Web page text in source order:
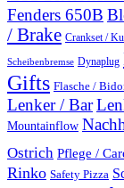
Fenders 650B
/ Brake Crankset /
Scheibenbremse Dynaplug
Gifts Flasche /
Lenker / Bar
Mountainflow
Ostrich Pflege /
Rinko Safety Pizza